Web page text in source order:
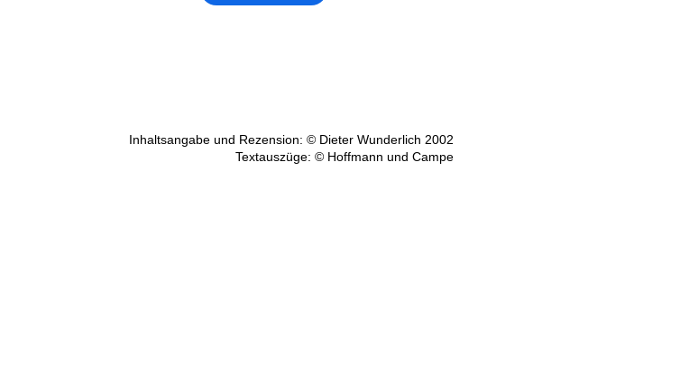
Inhaltsangabe und Rezension: © Dieter Wunderlich 2002
Textauszüge: © Hoffmann und Campe